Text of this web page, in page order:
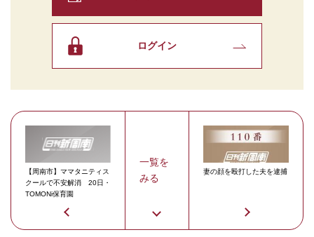
ログイン
【周南市】ママタニティス
クールで不安解消 20日・
TOMONi保育園
一覧を
みる
妻の顔を殴打した夫を逮捕